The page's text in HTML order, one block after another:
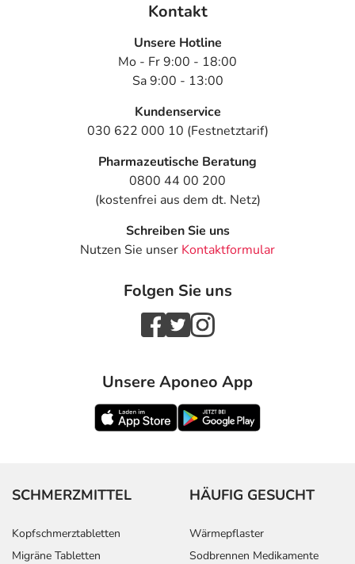
Kontakt
Unsere Hotline
Mo - Fr 9:00 - 18:00
Sa 9:00 - 13:00
Kundenservice
030 622 000 10 (Festnetztarif)
Pharmazeutische Beratung
0800 44 00 200
(kostenfrei aus dem dt. Netz)
Schreiben Sie uns
Nutzen Sie unser Kontaktformular
Folgen Sie uns
Unsere Aponeo App
SCHMERZMITTEL
Kopfschmerztabletten
Migräne Tabletten
HÄUFIG GESUCHT
Wärmepflaster
Sodbrennen Medikamente